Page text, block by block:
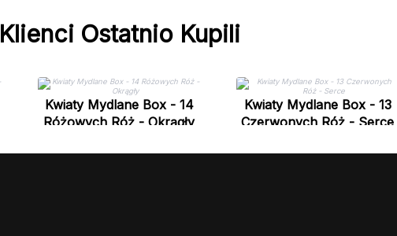
Klienci Ostatnio Kupili
Kwiaty Mydlane Box - 14
Różowych Róż - Okrągły
Kwiaty Mydlane Box - 13
Czerwonych Róż - Serce